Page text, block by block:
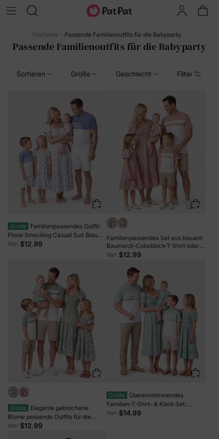
Startseite Passende Familienoutfits für die Babyparty
Passende Familienoutfits für die Babyparty
Sortieren Größe Geschlecht Filter
Große
Familienpassendes Outfit:
Floral Smocking Casual Suit Blau
Weiss
Von $12.99
Familienpassendes Set aus blauem
Baumwoll-Colorblock-T-Shirt oder
Smoking-Kleid mit Puffärmeln mit
Von $12.99
Große
Elegante gebrochene
Blume passende Outfits für die
Familie, Smoking-Design, mittlere
Von $12.99
Große
Übereinstimmendes
Familien-T-Shirt- & Kleid-Set:
Tupfen-Puffärmel-Kleid für Mama,
Von $14.99